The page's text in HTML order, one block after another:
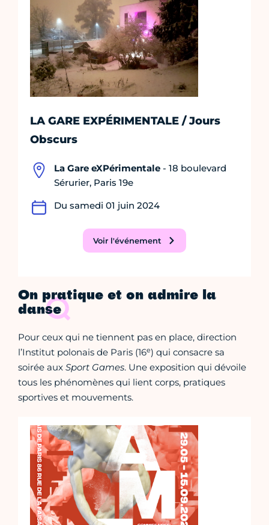
LA GARE EXPÉRIMENTALE / Jours
Obscurs
La Gare eXPérimentale - 18 boulevard
Sérurier, Paris 19e
Du samedi 01 juin 2024
Voir l'événement
On pratique et on admire la
danse
Pour ceux qui ne tiennent pas en place, direction
l’Institut polonais de Paris (16e) qui consacre sa
soirée aux Sport Games. Une exposition qui dévoile
tous les phénomènes qui lient corps, pratiques
sportives et mouvements.